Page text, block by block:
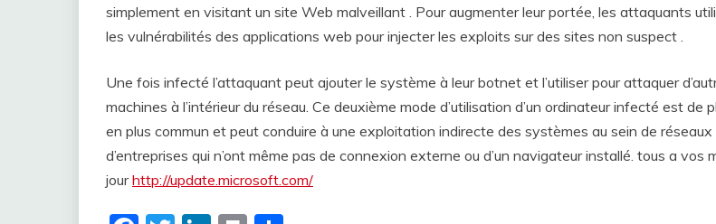
simplement en visitant un site Web malveillant . Pour augmenter leur portée, les attaquants
les vulnérabilités des applications web pour injecter les exploits sur des sites non suspect .
Une fois infecté l’attaquant peut ajouter le système à leur botnet et l’utiliser pour attaquer
machines à l’intérieur du réseau. Ce deuxième mode d’utilisation d’un ordinateur infecté est de
en plus commun et peut conduire à une exploitation indirecte des systèmes au sein de réseaux
d’entreprises qui n’ont même pas de connexion externe ou d’un navigateur installé. tous a vos
jourhttp://update.microsoft.com/